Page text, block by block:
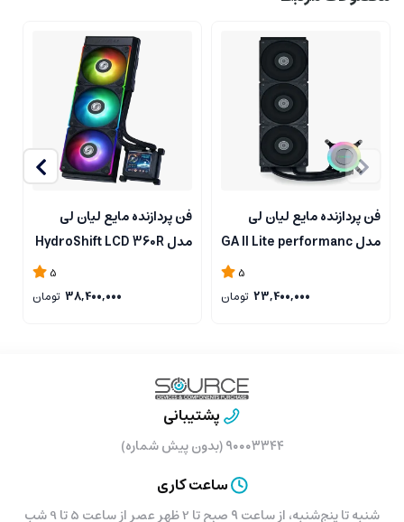
فن پردازنده مایع لیان لی
مدل GA II Lite performanc
5
23,400,000 تومان
فن پردازنده مایع لیان لی
مدل HydroShift LCD 360R
5
38,400,000 تومان
پشتیبانی
۹۰۰۰۳۳۴۴ (بدون پیش شماره)
ساعت کاری
شنبه تا پنج‌شنبه، از ساعت ۹ صبح تا 2 ظهر عصر از ساعت 5 تا 9 شب